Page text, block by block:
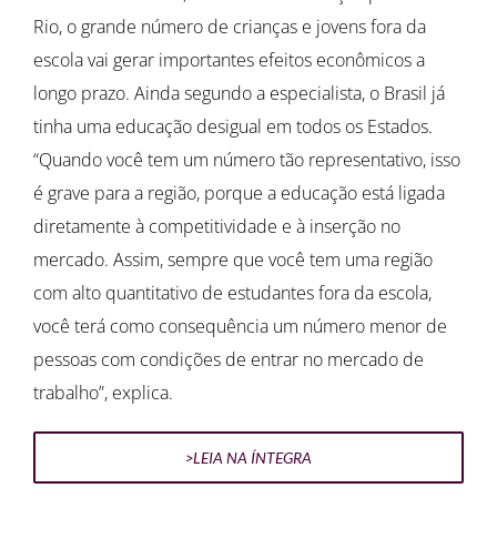
Rio, o grande número de crianças e jovens fora da
escola vai gerar importantes efeitos econômicos a
longo prazo. Ainda segundo a especialista, o Brasil já
tinha uma educação desigual em todos os Estados.
“Quando você tem um número tão representativo, isso
é grave para a região, porque a educação está ligada
diretamente à competitividade e à inserção no
mercado. Assim, sempre que você tem uma região
com alto quantitativo de estudantes fora da escola,
você terá como consequência um número menor de
pessoas com condições de entrar no mercado de
trabalho”, explica.
>LEIA NA ÍNTEGRA